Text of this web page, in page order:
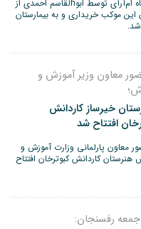
دستگاه ام‌آرآی توسط ابوhلقاسم احمدی از
این موکب خریداری و به بیمارستان
معاون وزیر آموزش و
خیرساز کاردانش
افتتاح شد
معاون پارلمانی وزارت آموزش و
هنرستان کاردانش کبوترخان افتتاح
جمعه رفسنجان: